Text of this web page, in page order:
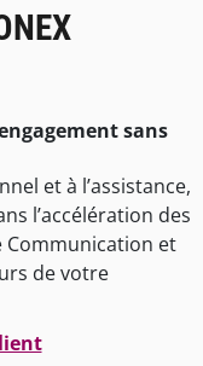
sans
et à l’assistance,
l’accélération des
et
de votre